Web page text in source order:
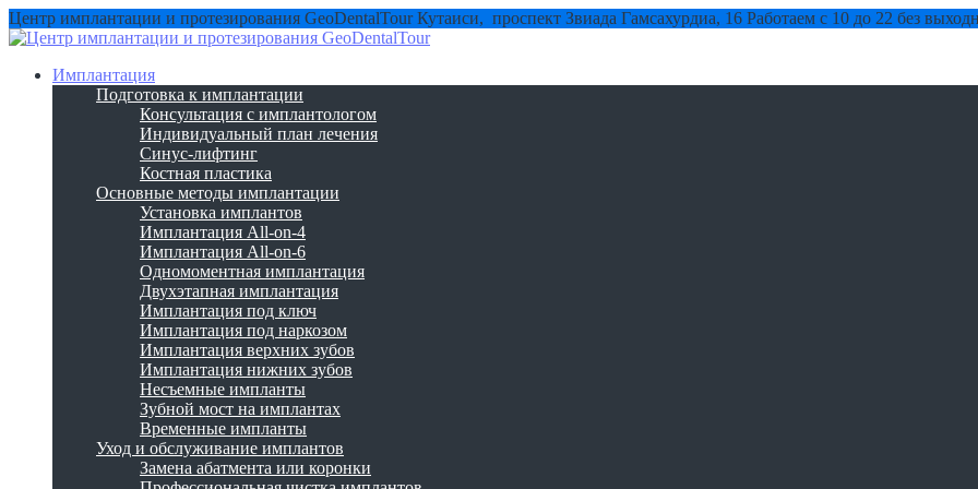
Центр имплантации и протезирования GeoDentalTour Кутаиси, проспект Звиада Гамсахурдиа, 16 Работаем с 10 до 22 без
Имплантация
Подготовка к имплантации
Консультация с имплантологом
Индивидуальный план лечения
Синус-лифтинг
Костная пластика
Основные методы имплантации
Установка имплантов
Имплантация All-on-4
Имплантация All-on-6
Одномоментная имплантация
Двухэтапная имплантация
Имплантация под ключ
Имплантация под наркозом
Имплантация верхних зубов
Имплантация нижних зубов
Несъемные импланты
Зубной мост на имплантах
Временные импланты
Уход и обслуживание имплантов
Замена абатмента или коронки